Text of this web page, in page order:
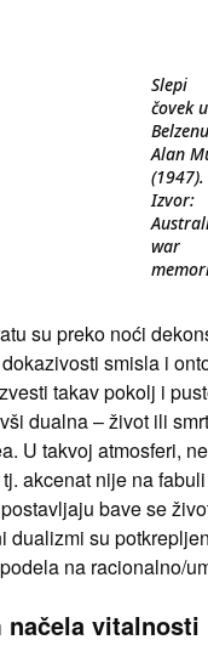
Slepi
čovek u
Alan
(1947).
Izvor:
war
su preko noći
smisla i
takav pokolj i
dualna – život ili
U takvoj atmosferi,
akcenat nije na
bave se
dualizmi su
na racionalno/
načela vitalnosti